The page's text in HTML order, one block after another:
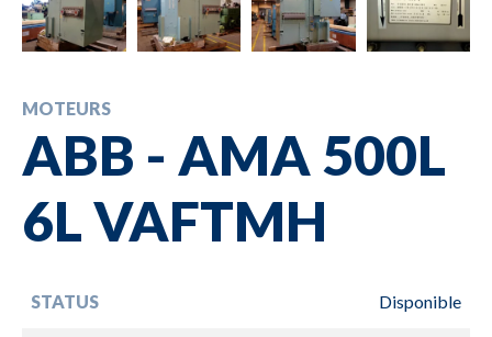
MOTEURS
ABB - AMA 500L
6L VAFTMH
STATUS Disponible